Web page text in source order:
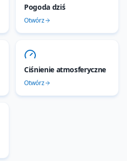
Pogoda dziś
Otwórz
Ciśnienie atmosferyczne
Otwórz